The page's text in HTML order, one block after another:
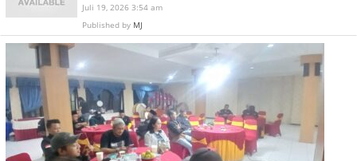
Juli 19, 2026 3:54 am
Published by MJ